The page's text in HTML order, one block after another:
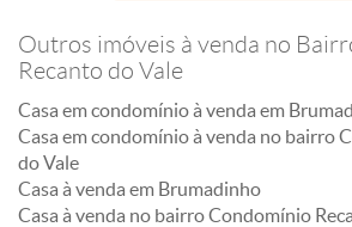
Outros imóveis à venda no
Recanto do Vale
Casa em condomínio à venda em
Casa em condomínio à venda no bairro
do Vale
Casa à venda em Brumadinho
Casa à venda no bairro Condomínio